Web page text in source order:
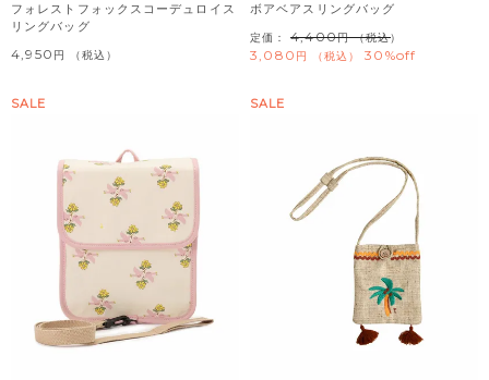
フォレストフォックスコーデュロイス
リングバッグ
4,950 税込
ボアベアスリングバッグ
定価： 4,400 （税込）
3,080 税込 30%off
SALE SALE